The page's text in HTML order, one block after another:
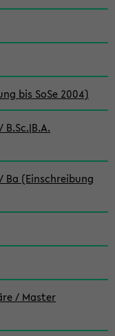
bis SoSe 2004)
(Einschreibung
/ Master